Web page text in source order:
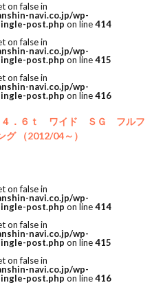
on false in
navi.co.jp/wp-
post.php on line414
on false in
navi.co.jp/wp-
post.php on line415
on false in
navi.co.jp/wp-
post.php on line416
４．６ｔ ワイド ＳＧ フルフ
（2012/04～）
on false in
navi.co.jp/wp-
post.php on line414
on false in
navi.co.jp/wp-
post.php on line415
on false in
navi.co.jp/wp-
post.php on line416